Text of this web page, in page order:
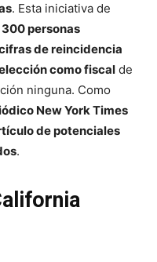
. Esta iniciativa de
300 personas
de reincidencia
como fiscal de
ninguna. Como
New York Times
de potenciales
.